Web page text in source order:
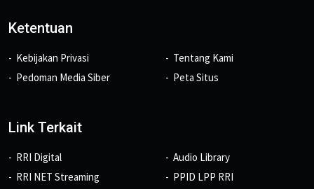
Ketentuan
Kebijakan Privasi
Pedoman Media Siber
Tentang Kami
Peta Situs
Link Terkait
RRI Digital
RRI NET Streaming
Audio Library
PPID LPP RRI